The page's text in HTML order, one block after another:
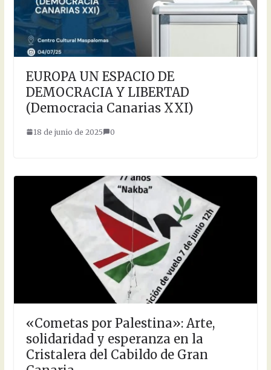
EUROPA UN ESPACIO DE
DEMOCRACIA Y LIBERTAD
(Democracia Canarias XXI)
18 de junio de 2025 0
«Cometas por Palestina»: Arte,
solidaridad y esperanza en la
Cristalera del Cabildo de Gran